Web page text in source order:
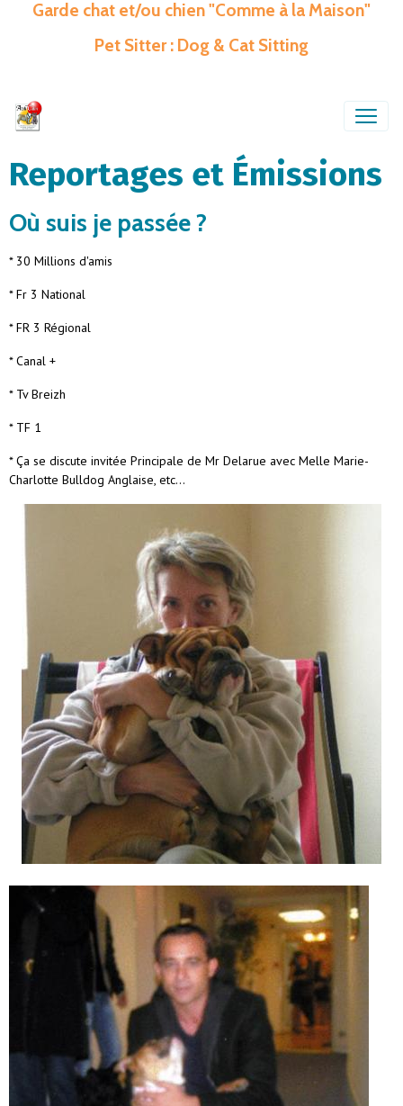
Garde chat et/ou chien "Comme à la Maison"
Pet Sitter : Dog & Cat Sitting
Reportages et Émissions
Où suis je passée ?
* 30 Millions d'amis
* Fr 3 National
* FR 3 Régional
* Canal +
* Tv Breizh
* TF 1
* Ça se discute invitée Principale de Mr Delarue avec Melle Marie-
Charlotte Bulldog Anglaise, etc...